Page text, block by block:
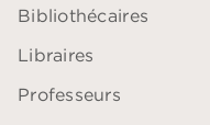
Bibliothécaires
Libraires
Professeurs